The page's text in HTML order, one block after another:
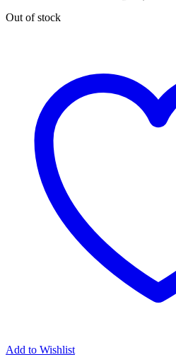
Out of stock
Add to Wishlist